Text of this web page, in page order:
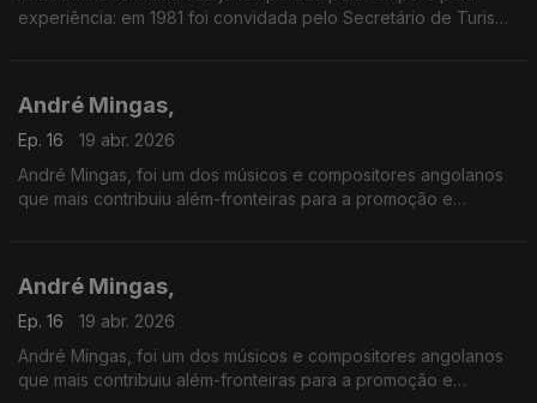
experiência: em 1981 foi convidada pelo Secretário de Turismo
André Mingas,
Ep. 16
19 abr. 2026
André Mingas, foi um dos músicos e compositores angolanos
que mais contribuiu além-fronteiras para a promoção e
André Mingas,
Ep. 16
19 abr. 2026
André Mingas, foi um dos músicos e compositores angolanos
que mais contribuiu além-fronteiras para a promoção e